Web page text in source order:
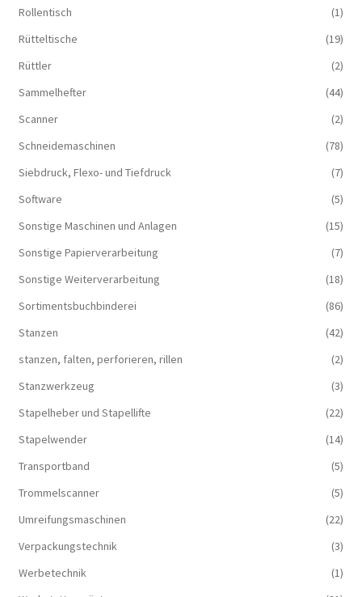
Rollentisch
(1)
Rütteltische
(19)
Rüttler
(2)
Sammelhefter
(44)
Scanner
(2)
Schneidemaschinen
(78)
Siebdruck, Flexo- und Tiefdruck
(7)
Software
(5)
Sonstige Maschinen und Anlagen
(15)
Sonstige Papierverarbeitung
(7)
Sonstige Weiterverarbeitung
(18)
Sortimentsbuchbinderei
(86)
Stanzen
(42)
stanzen, falten, perforieren, rillen
(2)
Stanzwerkzeug
(3)
Stapelheber und Stapellifte
(22)
Stapelwender
(14)
Transportband
(5)
Trommelscanner
(5)
Umreifungsmaschinen
(22)
Verpackungstechnik
(3)
Werbetechnik
(1)